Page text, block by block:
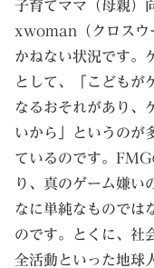
子育てママ（母親）
xwoman（クロスウ
かねない状況です。
として、「こどもが
なるおそれがあり、
いから」というのが
ているのです。
り、真のゲーム嫌い
なに単純なものでは
のです。とくに、社
全活動といった地球